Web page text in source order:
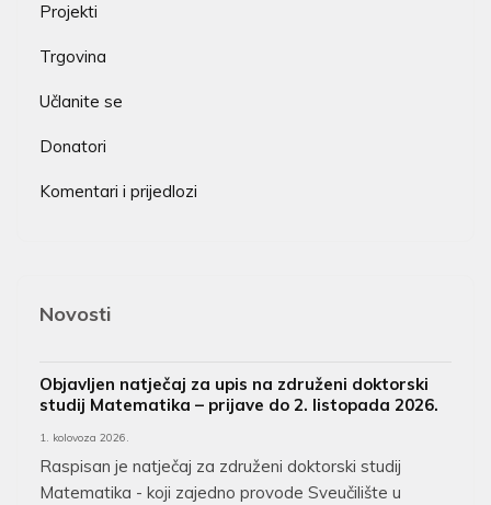
Projekti
Trgovina
Učlanite se
Donatori
Komentari i prijedlozi
Novosti
Objavljen natječaj za upis na združeni doktorski
studij Matematika – prijave do 2. listopada 2026.
1. kolovoza 2026.
Raspisan je natječaj za združeni doktorski studij
Matematika - koji zajedno provode Sveučilište u